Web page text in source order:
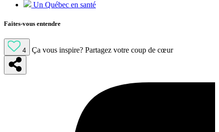
Un Québec en santé
Faites-vous entendre
4 Ça vous inspire? Partagez votre coup de cœur